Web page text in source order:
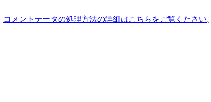
コメントデータの処理方法の詳細はこちらをご覧ください。